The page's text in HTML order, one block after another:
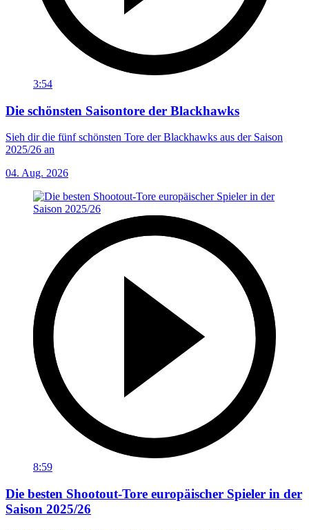
3:54
Die schönsten Saisontore der Blackhawks
Sieh dir die fünf schönsten Tore der Blackhawks aus der Saison
2025/26 an
04. Aug. 2026
8:59
Die besten Shootout-Tore europäischer Spieler in der
Saison 2025/26